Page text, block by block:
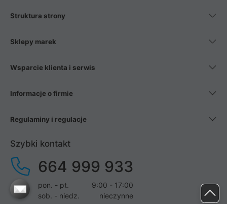
Struktura strony
Sklepy marek
Wsparcie klienta i serwis
Informacje o firmie
Regulaminy i regulacje
Szybki kontakt
664 999 933
pon. - pt.
9:00 - 17:00
sob. - niedz.
nieczynne